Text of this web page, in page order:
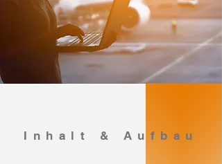
Inhalt & Aufbau